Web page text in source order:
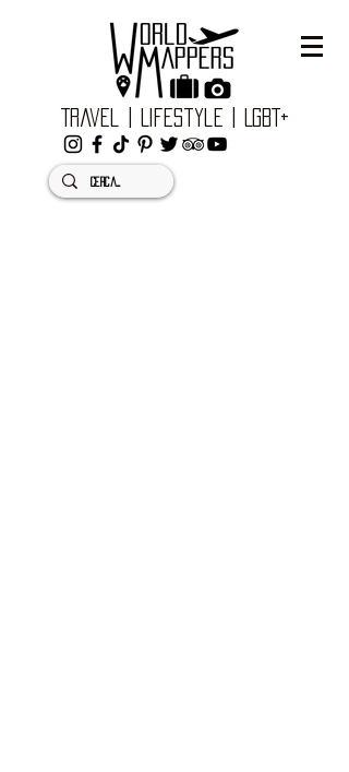
Travel | Lifestyle | LGBT+